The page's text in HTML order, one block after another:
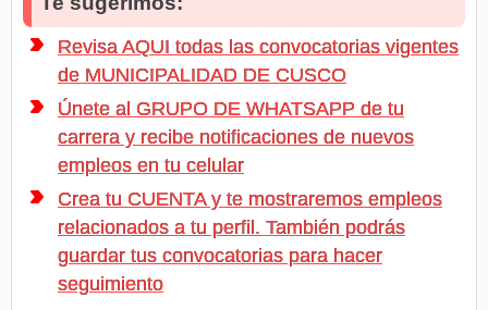
Revisa AQUI todas las convocatorias vigentes
de MUNICIPALIDAD DE CUSCO
Únete al GRUPO DE WHATSAPP de tu
carrera y recibe notificaciones de nuevos
empleos en tu celular
Crea tu CUENTA y te mostraremos empleos
relacionados a tu perfil. También podrás
guardar tus convocatorias para hacer
seguimiento